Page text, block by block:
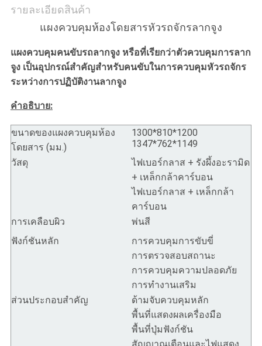
POLICY
รายละเอียดสินค้า
แผงควบคุมห้องโดยสารหัวรถจักรลากจูง
แผงควบคุมคนขับรถลากจูง หรือที่เรียกว่าตัวควบคุมการลาก
จูง เป็นอุปกรณ์สำคัญสำหรับคนขับในการควบคุมหัวรถจักร
ระหว่างการปฏิบัติงานลากจูง
คำอธิบาย:
ขนาดของแผงควบคุมห้อง
โดยสาร (มม.)
1300*810*1200
1347*762*1149
วัสดุ
ไฟเบอร์กลาส + รังผึ้งอะรามิด
+ เหล็กกล้าคาร์บอน
ไฟเบอร์กลาส + เหล็กกล้า
คาร์บอน
การเคลือบผิว
พ่นสี
ฟังก์ชันหลัก
การควบคุมการขับขี่
การตรวจสอบสถานะ
การควบคุมความปลอดภัย
การทำงานเสริม
ส่วนประกอบสำคัญ
ด้ามจับควบคุมหลัก
พื้นที่แสดงผลเครื่องมือ
พื้นที่ปุ่มฟังก์ชัน